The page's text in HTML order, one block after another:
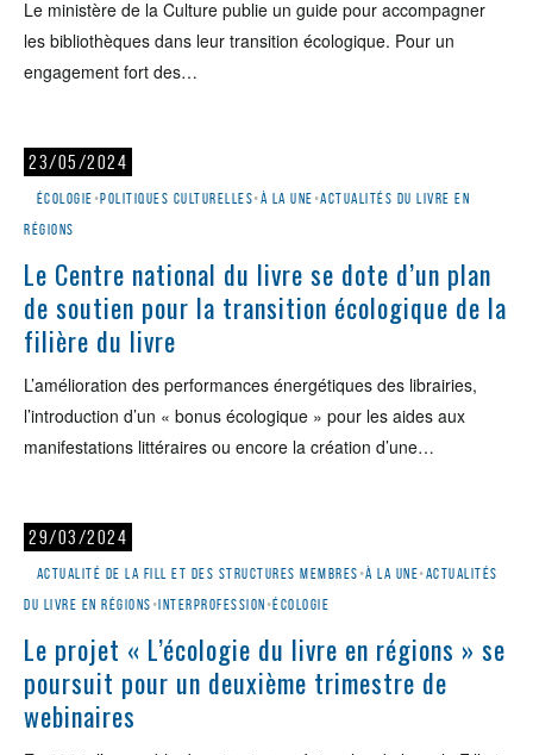
Le ministère de la Culture publie un guide pour accompagner
les bibliothèques dans leur transition écologique. Pour un
engagement fort des…
23/05/2024
Écologie •Politiques culturelles•À la une •Actualités du livre en
régions
Le Centre national du livre se dote d’un plan
de soutien pour la transition écologique de la
filière du livre
L’amélioration des performances énergétiques des librairies,
l’introduction d’un « bonus écologique » pour les aides aux
manifestations littéraires ou encore la création d’une…
29/03/2024
Actualité de la Fill et des structures membres •À la une•Actualités
du livre en régions •Interprofession •Écologie
Le projet « L’écologie du livre en régions » se
poursuit pour un deuxième trimestre de
webinaires